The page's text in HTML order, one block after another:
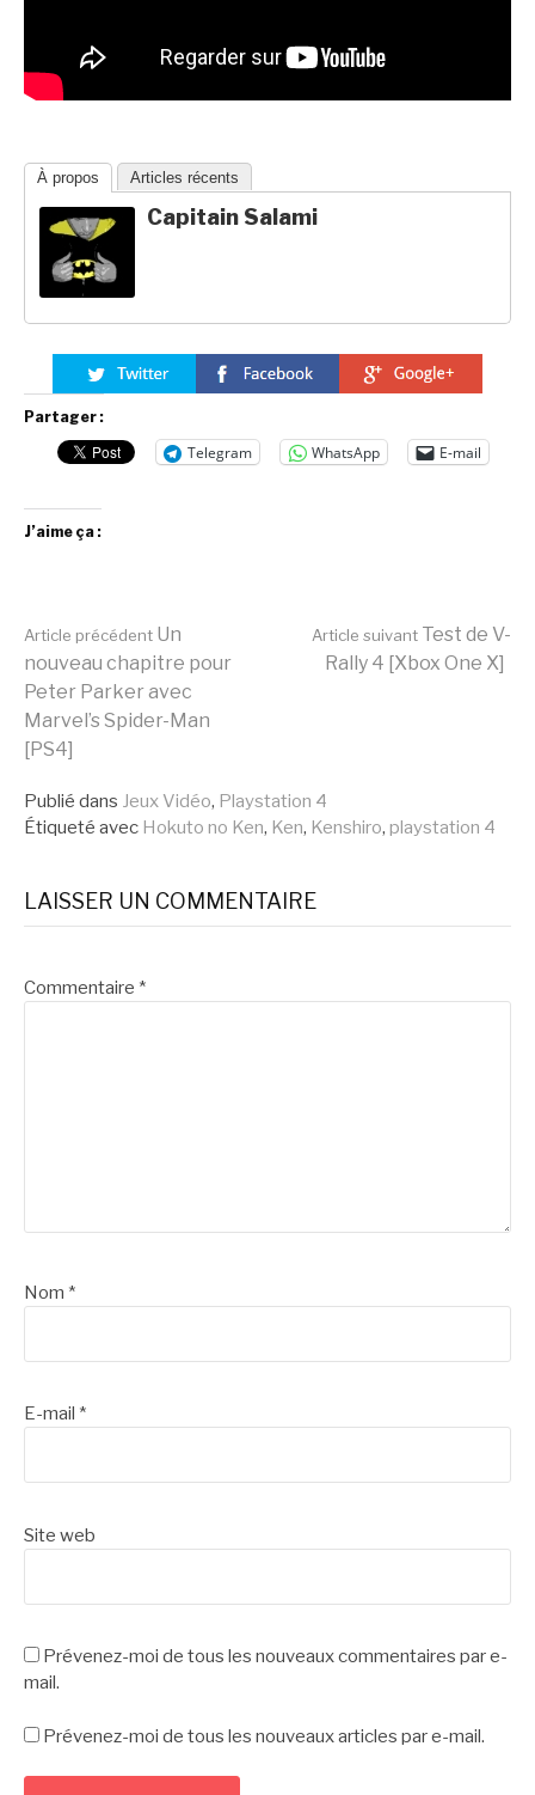
À propos Articles récents
Capitain Salami
Partager :
Telegram WhatsApp E-mail
J’aime ça :
Lire
la
suite
Article précédent Un
nouveau chapitre pour
Peter Parker avec
Marvel’s Spider-Man
[PS4]
Article suivant Test de V-
Rally 4 [Xbox One X]
Publié dans Jeux Vidéo, Playstation 4
Étiqueté avec Hokuto no Ken, Ken, Kenshiro, playstation 4
LAISSER UN COMMENTAIRE
Commentaire *
Nom *
E-mail *
Site web
Prévenez-moi de tous les nouveaux commentaires par e-
mail.
Prévenez-moi de tous les nouveaux articles par e-mail.